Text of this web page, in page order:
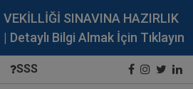
SINAVINA HAZIRLIK
Detaylı Bilgi Almak İçin Tıklayın
SSS